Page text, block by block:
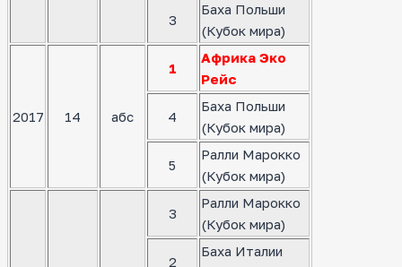
3
Баха Польши
(Кубок мира)
2017 14 абс
1
Африка Эко
Рейс
4
Баха Польши
(Кубок мира)
5
Ралли Марокко
(Кубок мира)
3
Ралли Марокко
(Кубок мира)
2
Баха Италии